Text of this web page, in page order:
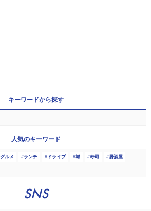
キーワードから探す
人気のキーワード
グルメ ランチ ドライブ 城 寿司 居酒屋
SNS